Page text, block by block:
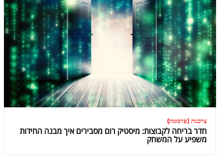
צרכנות (פרסומת)
חדר בריחה לקבוצות: מיסטיק רום מסבירים איך מבנה החידות
משפיע על המשחק